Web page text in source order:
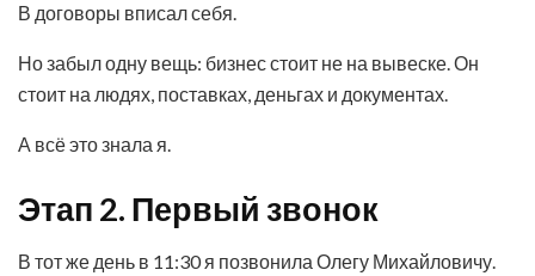
В договоры вписал себя.
Но забыл одну вещь: бизнес стоит не на вывеске. Он
стоит на людях, поставках, деньгах и документах.
А всё это знала я.
Этап 2. Первый звонок
В тот же день в 11:30 я позвонила Олегу Михайловичу.